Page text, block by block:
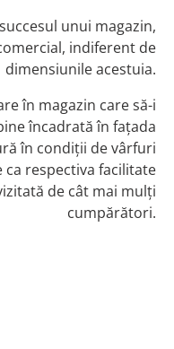
unui magazin,
indiferent de
dimensiunile acestuia.
în magazin care să-i
încadrată în fațada
în condiții de vârfuri
ca respectiva facilitate
de cât mai mulți
cumpărători.